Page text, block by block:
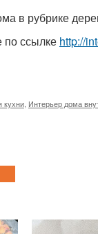
в рубрике
по ссылке http://
кухни Интерьер дома